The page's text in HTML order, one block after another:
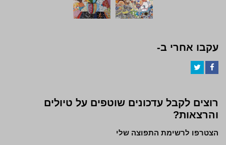
עקבו אחרי ב-
רוצים לקבל עדכונים שוטפים על טיולים
והרצאות?
הצטרפו לרשימת התפוצה שלי